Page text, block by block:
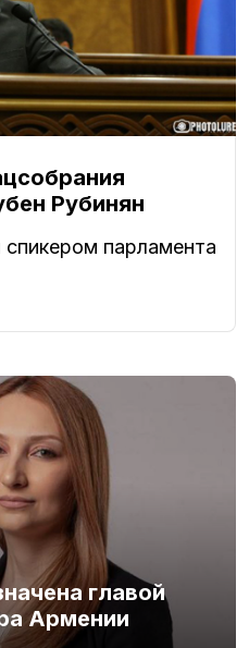
Рубинян
парламента
главой
Армении